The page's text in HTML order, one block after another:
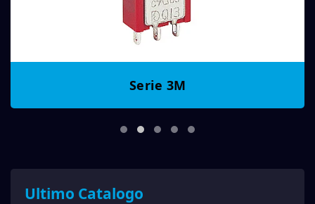
Serie 3M
Ultimo Catalogo